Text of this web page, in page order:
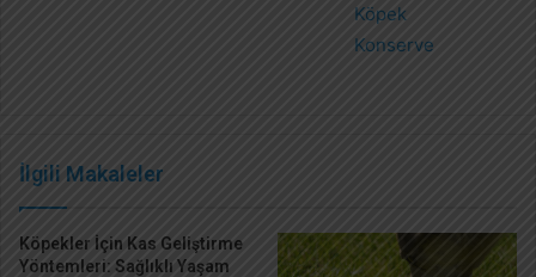
Köpek
Konserve
İlgili Makaleler
Köpekler İçin Kas Geliştirme
Yöntemleri: Sağlıklı Yaşam